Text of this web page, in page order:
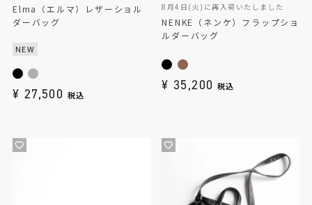
Elma（エルマ）レザーショル
ダーバッグ
NEW
¥ 27,500 税込
8月4日(火)に再入荷いたしました
NENKE（ネンケ）フラップショ
ルダーバッグ
¥ 35,200 税込